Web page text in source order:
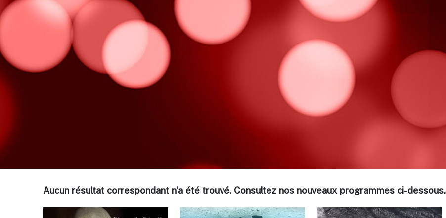
Aucun résultat correspondant n’a été trouvé. Consultez nos nouveaux programmes ci-dessous.